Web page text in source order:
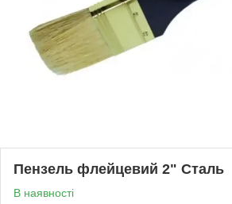
Пензель флейцевий 2" Сталь
В наявності